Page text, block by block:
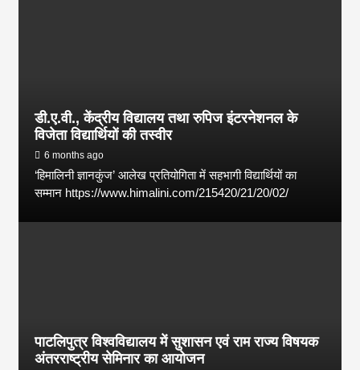
डी.ए.वी., केंद्रीय विद्यालय तथा रुपिज इंटरनेशनल के
विजेता विद्यार्थियों की तस्वीर
6 months ago
‘हिमालिनी ज्ञानकुंज’ आलेख प्रतियोगिता में सहभागी विद्यार्थियों का
सम्मान https://www.himalini.com/215420/21/20/02/
पाटलिपुत्र विश्वविद्यालय में सुशासन एवं राम राज्य विषयक
अंतरराष्ट्रीय सेमिनार का आयोजन